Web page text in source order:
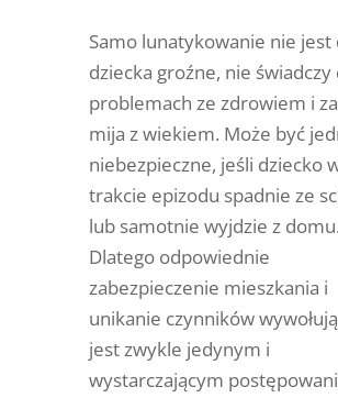
Samo lunatykowanie nie jest
dziecka groźne, nie świadczy
problemach ze zdrowiem i
mija z wiekiem. Może być
niebezpieczne, jeśli dziecko
trakcie epizodu spadnie ze
lub samotnie wyjdzie z domu.
Dlatego odpowiednie
zabezpieczenie mieszkania i
unikanie czynników
jest zwykle jedynym i
wystarczającym